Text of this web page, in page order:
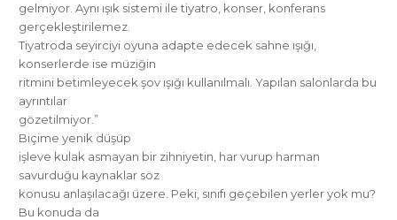
gelmiyor. Aynı ışık sistemi ile tiyatro, konser, konferans
gerçekleştirilemez.
Tiyatroda seyirciyi oyuna adapte edecek sahne ışığı,
konserlerde ise müziğin
ritmini betimleyecek şov ışığı kullanılmalı. Yapılan salonlarda bu
ayrıntılar
gözetilmiyor.”
Biçime yenik düşüp
işleve kulak asmayan bir zihniyetin, har vurup harman
savurduğu kaynaklar söz
konusu anlaşılacağı üzere. Peki, sınıfı geçebilen yerler yok mu?
Bu konuda da